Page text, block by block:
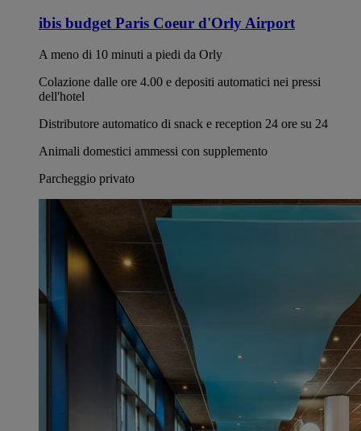
ibis budget Paris Coeur d'Orly Airport
A meno di 10 minuti a piedi da Orly
Colazione dalle ore 4.00 e depositi automatici nei pressi
dell'hotel
Distributore automatico di snack e reception 24 ore su 24
Animali domestici ammessi con supplemento
Parcheggio privato